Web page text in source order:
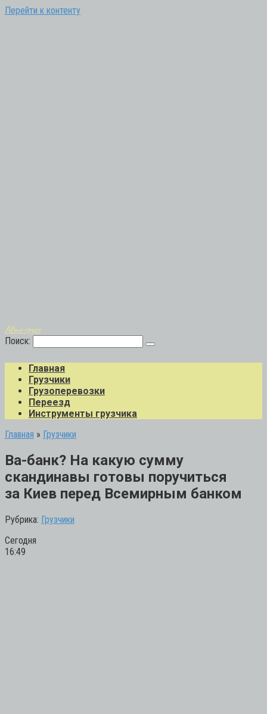
Перейти к контенту
Авто-грузо
Поиск:
Главная
Грузчики
Грузоперевозки
Переезд
Инструменты грузчика
Главная » Грузчики
Ва-банк? На какую сумму
скандинавы готовы поручиться
за Киев перед Всемирным банком
Рубрика: Грузчики
Сегодня
16:49